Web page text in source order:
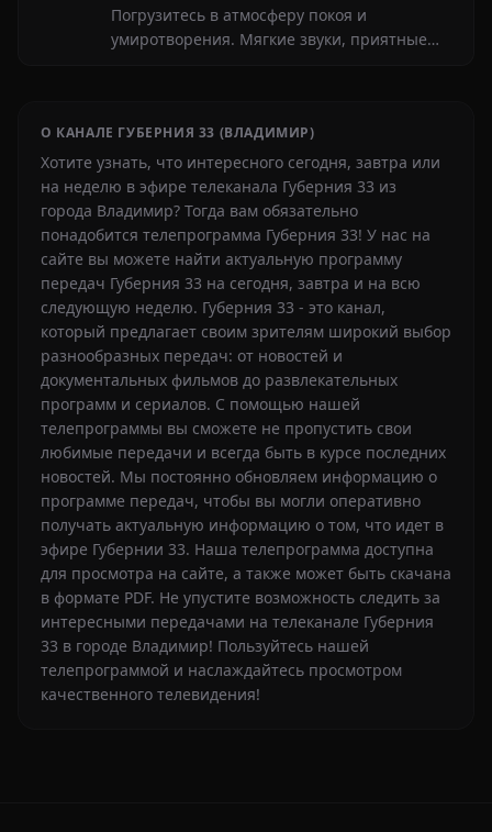
Погрузитесь в атмосферу покоя и
умиротворения. Мягкие звуки, приятные
О КАНАЛЕ ГУБЕРНИЯ 33 (ВЛАДИМИР)
Хотите узнать, что интересного сегодня, завтра или
на неделю в эфире телеканала Губерния 33 из
города Владимир? Тогда вам обязательно
понадобится телепрограмма Губерния 33! У нас на
сайте вы можете найти актуальную программу
передач Губерния 33 на сегодня, завтра и на всю
следующую неделю. Губерния 33 - это канал,
который предлагает своим зрителям широкий выбор
разнообразных передач: от новостей и
документальных фильмов до развлекательных
программ и сериалов. С помощью нашей
телепрограммы вы сможете не пропустить свои
любимые передачи и всегда быть в курсе последних
новостей. Мы постоянно обновляем информацию о
программе передач, чтобы вы могли оперативно
получать актуальную информацию о том, что идет в
эфире Губернии 33. Наша телепрограмма доступна
для просмотра на сайте, а также может быть скачана
в формате PDF. Не упустите возможность следить за
интересными передачами на телеканале Губерния
33 в городе Владимир! Пользуйтесь нашей
телепрограммой и наслаждайтесь просмотром
качественного телевидения!